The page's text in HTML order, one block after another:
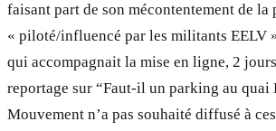
faisant part de son mécontentement de la
« piloté/influencé par les militants EELV
qui accompagnait la mise en ligne, 2
reportage sur “Faut-il un parking au quai
Mouvement n’a pas souhaité diffusé à